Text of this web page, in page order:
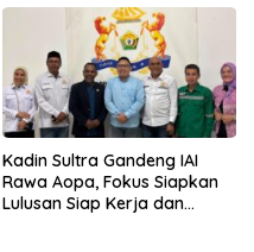
Kadin Sultra Gandeng IAI
Rawa Aopa, Fokus Siapkan
Lulusan Siap Kerja dan